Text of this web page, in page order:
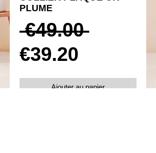
PLUME
€49.00 Prix
original
€39.20
Ajouter au panier